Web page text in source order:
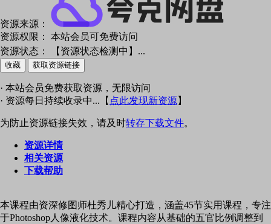
资源来源：
资源权限：
本站会员可免费访问
资源状态：
【资源状态检测中】 ...
收藏 获取资源链接
· 本站会员免费获取资源，无限访问
· 资源每日持续收录中...【 点此发现新资源】
为防止资源链接失效，请及时转存下载文件。
资源详情
相关资源
下载帮助
本课程由资深修图师杜秀儿精心打造，涵盖45节实用课程，专注
于Photoshop人像液化技术。课程内容从基础的五官比例调整到